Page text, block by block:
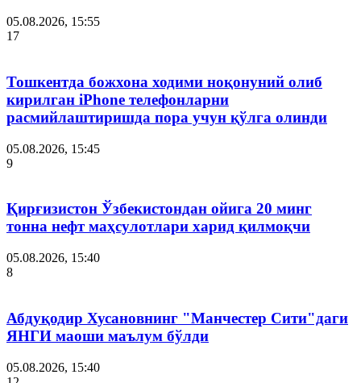
05.08.2026, 15:55
17
Тошкентда божхона ходими ноқонуний олиб
кирилган iPhone телефонларни
расмийлаштиришда пора учун қўлга олинди
05.08.2026, 15:45
9
Қирғизистон Ўзбекистондан ойига 20 минг
тонна нефт маҳсулотлари харид қилмоқчи
05.08.2026, 15:40
8
Абдуқодир Хусановнинг "Манчестер Сити"даги
ЯНГИ маоши маълум бўлди
05.08.2026, 15:40